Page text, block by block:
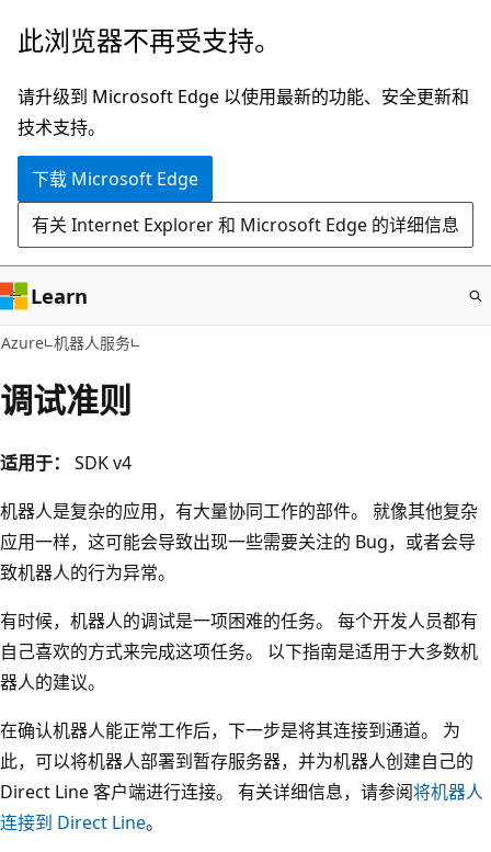
跳
主
要
内
此浏览器不再受支持。
请升级到 Microsoft Edge 以使用最新的功能、安全更新和
技术支持。
下载 Microsoft Edge
有关 Internet Explorer 和 Microsoft Edge 的详细信息
Learn
Azure 机器人服务
调试准则
适用于：
SDK v4
机器人是复杂的应用，有大量协同工作的部件。 就像其他复杂
应用一样，这可能会导致出现一些需要关注的 Bug，或者会导
致机器人的行为异常。
有时候，机器人的调试是一项困难的任务。 每个开发人员都有
自己喜欢的方式来完成这项任务。 以下指南是适用于大多数机
器人的建议。
在确认机器人能正常工作后，下一步是将其连接到通道。 为
此，可以将机器人部署到暂存服务器，并为机器人创建自己的
Direct Line 客户端进行连接。 有关详细信息，请参阅将机器人
连接到 Direct Line。